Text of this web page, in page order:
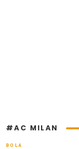
#AC MILAN
BOLA